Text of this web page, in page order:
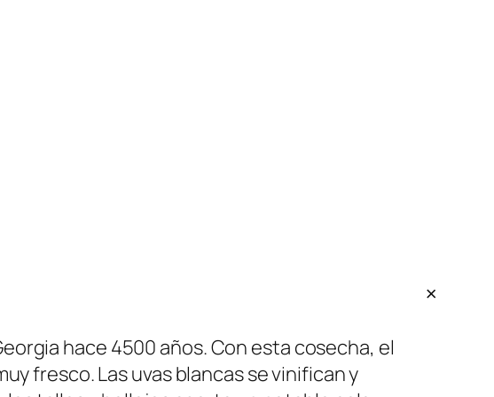
hace 4500 años. Con esta cosecha, el
fresco. Las uvas blancas se vinifican y